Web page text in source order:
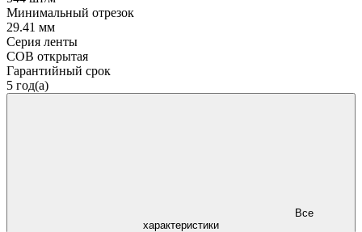
Минимальный отрезок
29.41 мм
Серия ленты
COB открытая
Гарантийный срок
5 год(а)
характеристики